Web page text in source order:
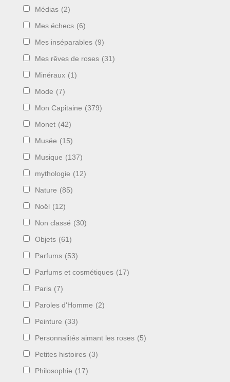
Médias (2)
Mes échecs (6)
Mes inséparables (9)
Mes rêves de roses (31)
Minéraux (1)
Mode (7)
Mon Capitaine (379)
Monet (42)
Musée (15)
Musique (137)
mythologie (12)
Nature (85)
Noël (12)
Non classé (30)
Objets (61)
Parfums (53)
Parfums et cosmétiques (17)
Paris (7)
Paroles d'Homme (2)
Peinture (33)
Personnalités aimant les roses (5)
Petites histoires (3)
Philosophie (17)